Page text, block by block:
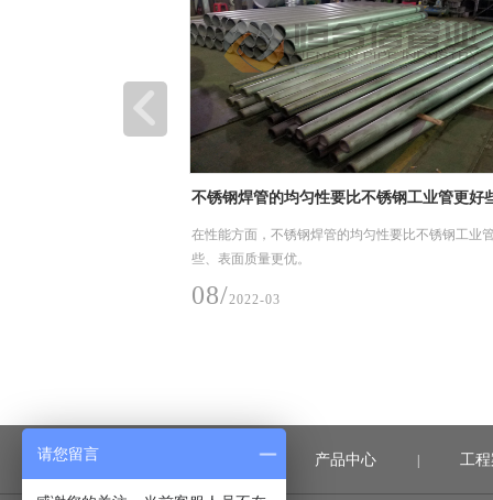
不锈钢焊管的均匀性要比不锈钢工业管更好
在性能方面，不锈钢焊管的均匀性要比不锈钢工业
些、表面质量更优。
08/2022-03
| 产品中心 | 工
请您留言